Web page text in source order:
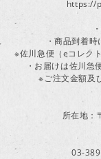
https://
・商品到着
※佐川急便（eコレク
・お届けは佐川急
※ご注文金額及
所在地
03-